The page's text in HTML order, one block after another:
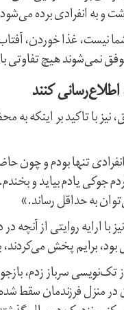
و به انفرادی برده
نیست، غذا خوردن،
موفق نمی‌شوند هیچ
کنند
با تاکید بر اینکه به
تنها بودم و چون
یادم بیاید و
به حداقل رساند.»
با ارایه روایتی از
برایم پخش
سرباز زدم،
منزل فرزندمان سقط